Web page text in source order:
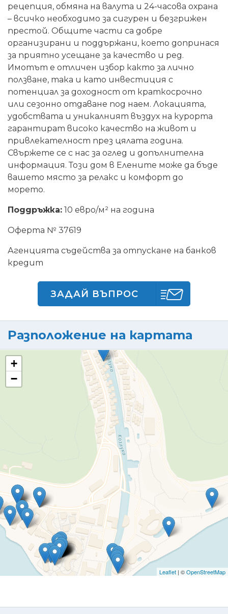
рецепция, обмяна на валута и 24-часова охрана
– всичко необходимо за сигурен и безгрижен
престой. Общите части са добре
организирани и поддържани, което допринася
за приятно усещане за качество и ред.
Имотът е отличен избор както за лично
ползване, така и като инвестиция с
потенциал за доходност от краткосрочно
или сезонно отдаване под наем. Локацията,
удобствата и уникалният въздух на курорта
гарантират високо качество на живот и
привлекателност през цялата година.
Свържете се с нас за оглед и допълнителна
информация. Този дом в Елените може да бъде
вашето място за релакс и комфорт до
морето.
Поддръжка: 10 евро/м² на година
Оферта № 37619
Агенцията съдейства за отпускане на банков
кредит
ЗАДАЙ ВЪПРОС
Разположение на картата
+
−
Leaflet | ©OpenStreetMap